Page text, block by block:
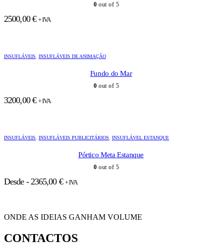
0 out of 5
2500,00€ + IVA
INSUFLÁVEIS INSUFLÁVEIS DE ANIMAÇÃO
Fundo do Mar
0 out of 5
3200,00€ + IVA
INSUFLÁVEIS INSUFLÁVEIS PUBLICITÁRIOS INSUFLÁVEL ESTANQUE
Pórtico Meta Estanque
0 out of 5
Desde - 2365,00 € + IVA
ONDE AS IDEIAS GANHAM VOLUME
CONTACTOS